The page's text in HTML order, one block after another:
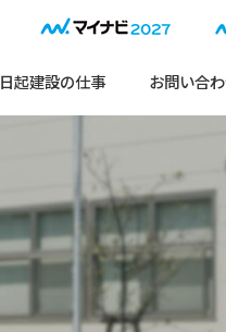
日起建設の仕事 お問い合